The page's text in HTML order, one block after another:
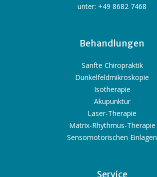
unter: +49 8682 7468
Behandlungen
Sanfte Chiropraktik
Dunkelfeldmikroskopie
Isotherapie
Akupunktur
Laser-Therapie
Matrix-Rhythmus-Therapie
Sensomotorischen Einlagen
Service